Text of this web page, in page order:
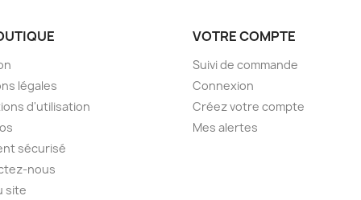
légales
d'utilisation
sécurisé
nous
site
VOTRE COMPTE
Suivi de commande
Connexion
Créez votre compte
Mes alertes